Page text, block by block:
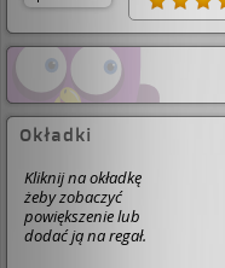
Trudno
tak
dziecka,
prawda.
Okładki
Kliknij na okładkę
żeby zobaczyć
powiększenie lub
dodać ją na regał.